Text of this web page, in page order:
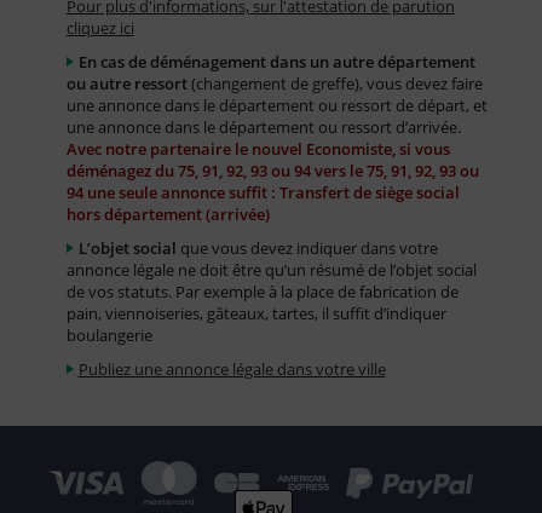
Pour plus d'informations, sur l'attestation de parution
cliquez ici
En cas de déménagement dans un autre département
ou autre ressort(changement de greffe), vous devez faire
une annonce dans le département ou ressort de départ, et
une annonce dans le département ou ressort d’arrivée.
Avec notre partenaire le nouvel Economiste, si vous
déménagez du 75, 91, 92, 93 ou 94 vers le 75, 91, 92, 93 ou
94 une seule annonce suffit : Transfert de siège social
hors département (arrivée)
L’objet social que vous devez indiquer dans votre
annonce légale ne doit être qu’un résumé de l’objet social
de vos statuts. Par exemple à la place de fabrication de
pain, viennoiseries, gâteaux, tartes, il suffit d’indiquer
boulangerie
Publiez une annonce légale dans votre ville